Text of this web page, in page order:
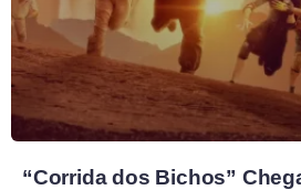
“Corrida dos Bichos”